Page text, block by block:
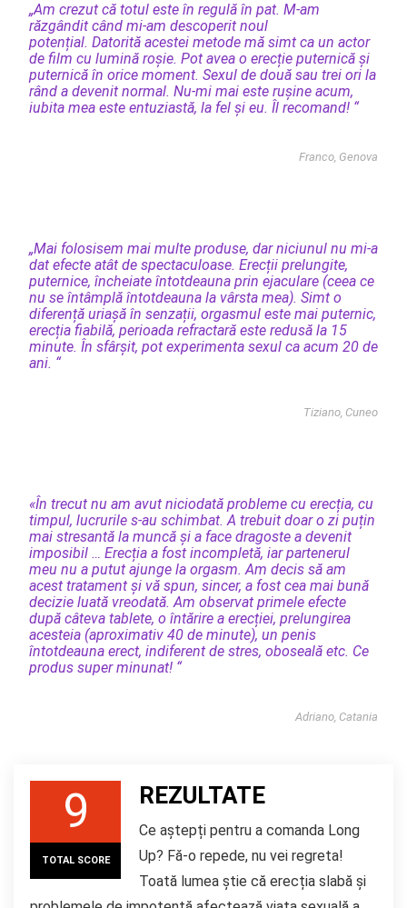
„Am crezut că totul este în regulă în pat. M-am
răzgândit când mi-am descoperit noul
potențial. Datorită acestei metode mă simt ca un actor
de film cu lumină roșie. Pot avea o erecție puternică și
puternică în orice moment. Sexul de două sau trei ori la
rând a devenit normal. Nu-mi mai este rușine acum,
iubita mea este entuziastă, la fel și eu. Îl recomand! “
Franco, Genova
„Mai folosisem mai multe produse, dar niciunul nu mi-a
dat efecte atât de spectaculoase. Erecții prelungite,
puternice, încheiate întotdeauna prin ejaculare (ceea ce
nu se întâmplă întotdeauna la vârsta mea). Simt o
diferență uriașă în senzații, orgasmul este mai puternic,
erecția fiabilă, perioada refractară este redusă la 15
minute. În sfârșit, pot experimenta sexul ca acum 20 de
ani. “
Tiziano, Cuneo
«În trecut nu am avut niciodată probleme cu erecția, cu
timpul, lucrurile s-au schimbat. A trebuit doar o zi puțin
mai stresantă la muncă și a face dragoste a devenit
imposibil … Erecția a fost incompletă, iar partenerul
meu nu a putut ajunge la orgasm. Am decis să am
acest tratament și vă spun, sincer, a fost cea mai bună
decizie luată vreodată. Am observat primele efecte
după câteva tablete, o întărire a erecției, prelungirea
acesteia (aproximativ 40 de minute), un penis
întotdeauna erect, indiferent de stres, oboseală etc. Ce
produs super minunat! “
Adriano, Catania
9
TOTAL SCORE
REZULTATE
Ce aștepți pentru a comanda Long
Up? Fă-o repede, nu vei regreta!
Toată lumea știe că erecția slabă și